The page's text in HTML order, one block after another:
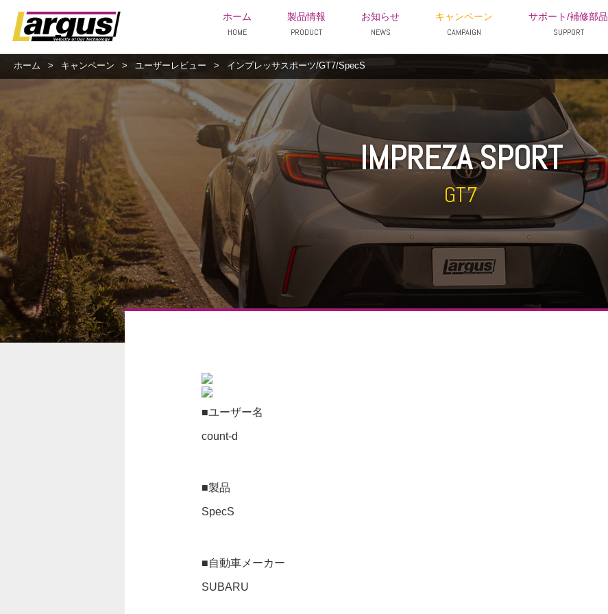
ホーム
HOME
製品情報
PRODUCT
お知らせ
NEWS
キャンペーン
CAMPAIGN
サポート/補修部品
SUPPORT
ホーム > キャンペーン > ユーザーレビュー > インプレッサスポーツ/GT7/SpecS
IMPREZA SPORT
GT7
■ユーザー名
count-d
■製品
SpecS
■自動車メーカー
SUBARU